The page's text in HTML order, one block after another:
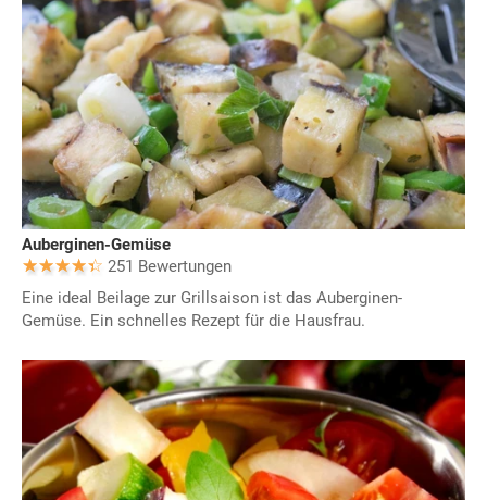
Auberginen-Gemüse
251 Bewertungen
Eine ideal Beilage zur Grillsaison ist das Auberginen-
Gemüse. Ein schnelles Rezept für die Hausfrau.